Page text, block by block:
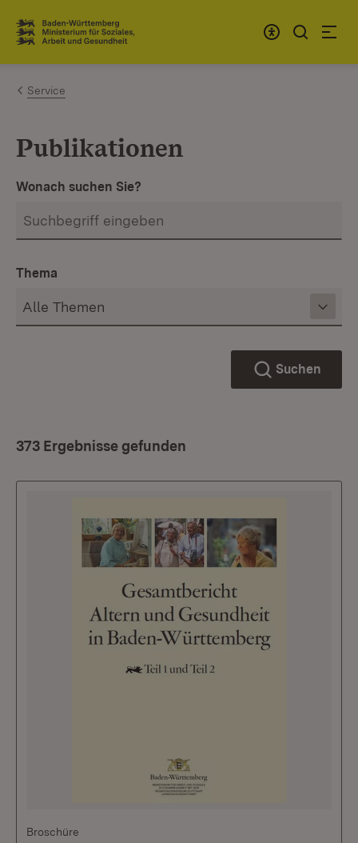
Zum Inhalt springen
Link zur Startseite
Service
Publikationen
Wonach suchen Sie?
Thema
Suchen
373 Ergebnisse gefunden
Broschüre